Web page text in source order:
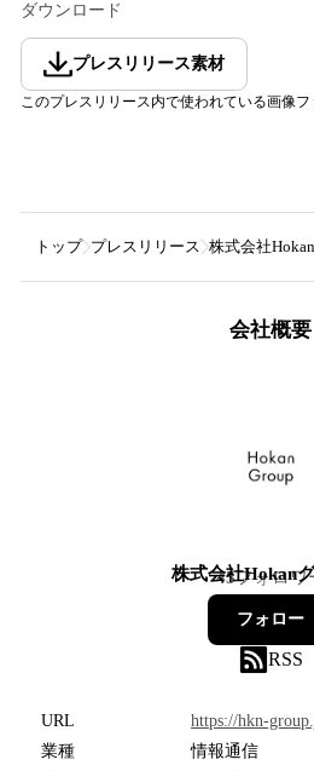
ダウンロード
プレスリリース素材
このプレスリリース内で使われている画像
トップ プレスリリース 株式会社
会社概要
株式会社Hokan
45フォロワ
フォロー
RSS
URL
https://hkn-
業種
情報通信